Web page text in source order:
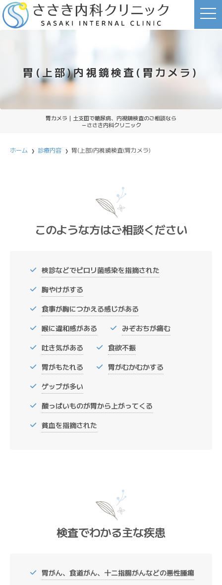
胃(上部)内視鏡検査(胃カメラ)
胃カメラ｜土支田で糖尿病、内視鏡検査のご相談なら
－ささき内科クリニック
ホーム 診療内容 胃(上部)内視鏡検査(胃カメラ)
このような方はご相談ください
検診などでピロリ菌感染を指摘された
胸やけがする
食事が胸につかえる感じがある
喉に違和感がある
みぞおちが痛む
吐き気がある
食欲不振
胃がもたれる
胃がむかむかする
ゲップが多い
酸っぱいものが胃から上がってくる
貧血を指摘された
検査でわかる主な疾患
胃がん、食道がん、十二指腸がんなどの悪性腫瘍